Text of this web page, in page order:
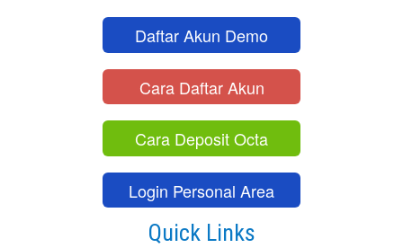
Daftar Akun Demo
Cara Daftar Akun
Cara Deposit Octa
Login Personal Area
Quick Links